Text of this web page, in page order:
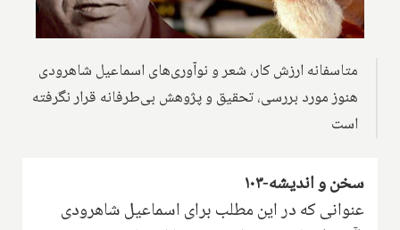
متاسفانه ارزش کار، شعر و نوآوری‌های اسماعیل شاهرودی
هنوز مورد بررسی، تحقیق و پژوهش بی‌طرفانه قرار نگرفته
است
سخن و اندیشه-۱۰۳
عنوانی که در این مطلب برای اسماعیل شاهرودی